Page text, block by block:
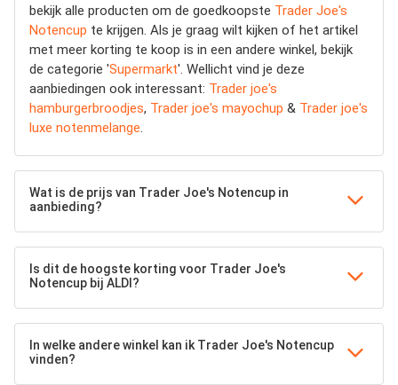
bekijk alle producten om de goedkoopste Trader Joe's
Notencup te krijgen. Als je graag wilt kijken of het artikel
met meer korting te koop is in een andere winkel, bekijk
de categorie 'Supermarkt'. Wellicht vind je deze
aanbiedingen ook interessant: Trader joe's
hamburgerbroodjes, Trader joe's mayochup & Trader joe's
luxe notenmelange
Wat is de prijs van Trader Joe's Notencup in
aanbieding?
Is dit de hoogste korting voor Trader Joe's
Notencup bij ALDI?
In welke andere winkel kan ik Trader Joe's Notencup
vinden?